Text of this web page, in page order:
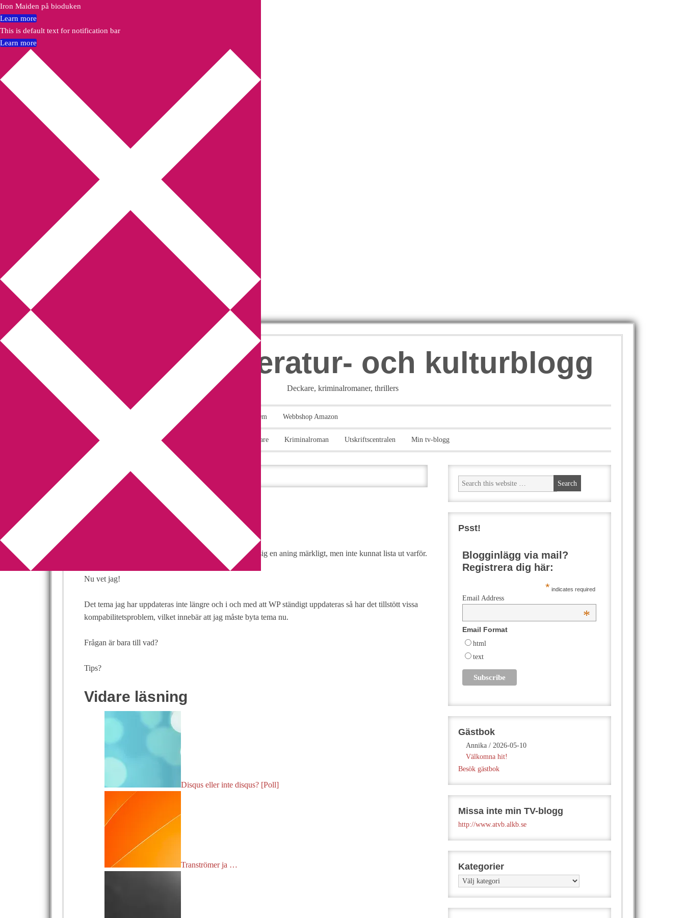
Annikas litteratur- och kulturblogg
Deckare, kriminalromaner, thrillers
Författarfemman Om Webbshop Amazon
Gästinlägg Bokbloggsjerka Deckare Kriminalroman Utskriftscentralen Min tv-blogg
You are here:Home Byte av bloggtema
Byte av bloggtema
Leave a Comment
Jag har under senare tid märkt att min blogg har betett sig en aning märkligt, men inte kunnat lista ut varför.
Nu vet jag!
Det tema jag har uppdateras inte längre och i och med att WP ständigt uppdateras så har det tillstött vissa
kompabilitetsproblem, vilket innebär att jag måste byta tema nu.
Frågan är bara till vad?
Tips?
Vidare läsning
Disqus eller inte disqus? [Poll]
Tranströmer ja …
Psst!
Blogginlägg via mail?
Registrera dig här:
* indicates required
Email Address
*
Email Format
html
text
Gästbok
Annika / 2026-05-10
Välkomna hit!
Besök gästbok
Missa inte min TV-blogg
http://www.atvb.alkb.se
Kategorier
Kategorier
Iron Maiden på bioduken
Learn more
This is default text for notification bar
Learn more